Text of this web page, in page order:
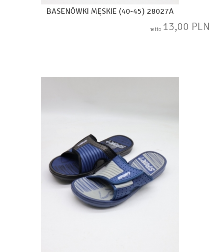
BASENÓWKI MĘSKIE (40-45) 28027A
netto 13,00 PLN